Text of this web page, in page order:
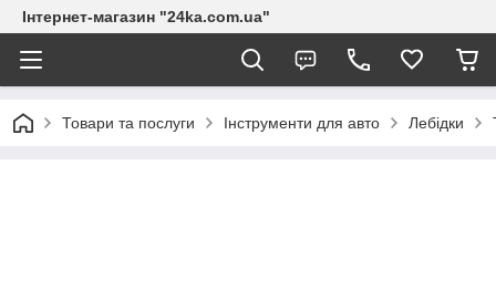
Інтернет-магазин "24ka.com.ua"
Товари та послуги Інструменти для авто Лебідки